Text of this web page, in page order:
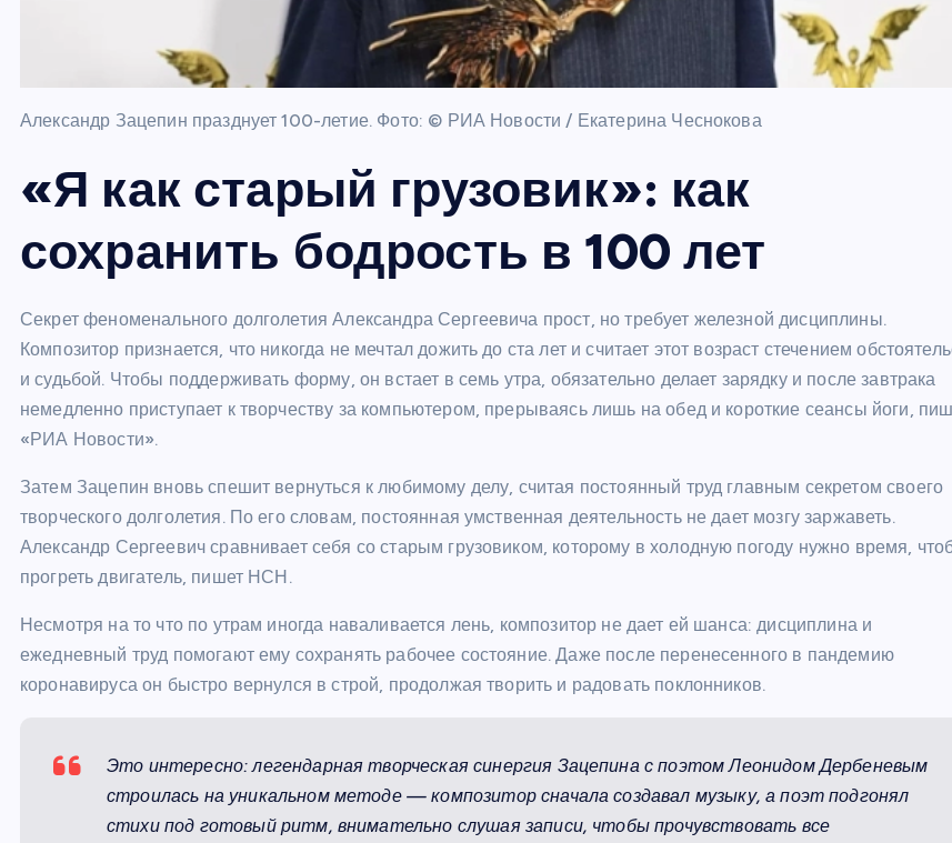
Александр Зацепин празднует 100-летие. Фото: © РИА Новости / Екатерина Чеснокова
«Я как старый грузовик»: как
сохранить бодрость в 100 лет
Секрет феноменального долголетия Александра Сергеевича прост, но требует железной дисциплины.
Композитор признается, что никогда не мечтал дожить до ста лет и считает этот возраст стечением
и судьбой. Чтобы поддерживать форму, он встает в семь утра, обязательно делает зарядку и после завтрака
немедленно приступает к творчеству за компьютером, прерываясь лишь на обед и короткие сеансы йоги,
«РИА Новости».
Затем Зацепин вновь спешит вернуться к любимому делу, считая постоянный труд главным секретом своего
творческого долголетия. По его словам, постоянная умственная деятельность не дает мозгу заржаветь.
Александр Сергеевич сравнивает себя со старым грузовиком, которому в холодную погоду нужно время,
прогреть двигатель, пишет НСН.
Несмотря на то что по утрам иногда наваливается лень, композитор не дает ей шанса: дисциплина и
ежедневный труд помогают ему сохранять рабочее состояние. Даже после перенесенного в пандемию
коронавируса он быстро вернулся в строй, продолжая творить и радовать поклонников.
Это интересно: легендарная творческая синергия Зацепина с поэтом Леонидом Дербеневым
строилась на уникальном методе — композитор сначала создавал музыку, а поэт подгонял
стихи под готовый ритм, внимательно слушая записи, чтобы прочувствовать все